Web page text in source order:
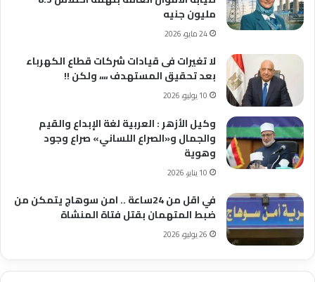
مليون جنيه
24 مايو، 2026
لا تغيرات فى قيادات شركات قطاع الكهرباء
بعد تحقيق المستهدف ،،،، ولكن !!
10 يوليو، 2026
وكيل الأزهر : العربية لغة الإبداع والقيم
والجمال و«الصراع اللساني» صراع وجود
وهوية
10 يناير، 2026
في اقل من 24ساعة .. امن سوهاج يتمكن من
ضبط المتهمان بقتل فتاة المنشاة
26 يوليو، 2026